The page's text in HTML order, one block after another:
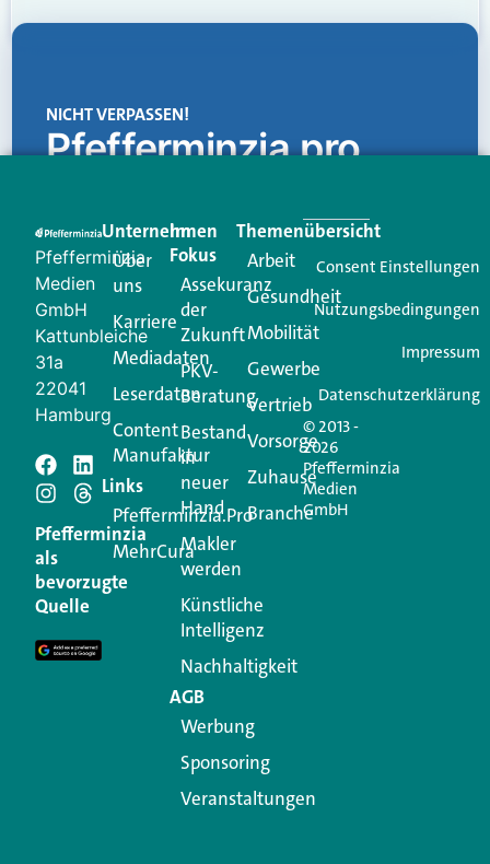
NICHT VERPASSEN!
Pfefferminzia.pro
Creator für Ihre Kundenkommunikation. Alles, was
Ihren Vertriebsalltag leichter macht. Mit nur einem
Login.
Jetzt anmelden
Schreiben Sie einen
Kommentar
Ihre E-Mail-Adresse wird nicht veröffentlicht.
Erforderliche Felder sind mit
Kommentar
Pfefferminzia
Medien
GmbH
Kattunbleiche
31a
22041
Hamburg
Pfefferminzia
als
bevorzugte
Quelle
Unternehmen
Über
uns
Karriere
Mediadaten
Leserdaten
Content
Manufaktur
Links
Pfefferminzia.Pro
MehrCura
Im
Fokus
Assekuranz
der
Zukunft
PKV-
Beratung
Bestand
in
neuer
Hand
Makler
werden
Künstliche
Intelligenz
Nachhaltigkeit
AGB
Werbung
Sponsoring
Veranstaltungen
Themenübersicht
Arbeit
Gesundheit
Mobilität
Gewerbe
Vertrieb
Vorsorge
Zuhause
Branche
© 2013 -
2026
Pfefferminzia
Medien
GmbH
Consent Einstellungen
Nutzungsbedingungen
Impressum
Datenschutzerklärung